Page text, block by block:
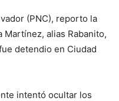
(PNC), reporto la
alias Rabanito,
detendio en Ciudad
intentó ocultar los